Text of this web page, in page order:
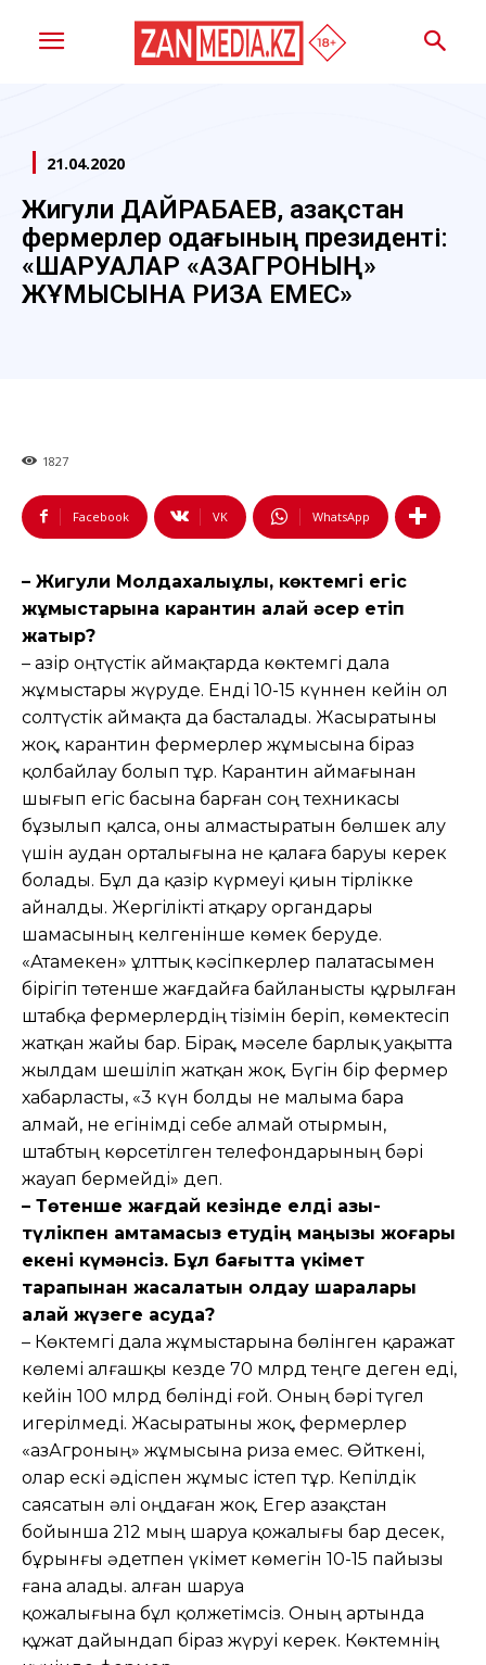
21.04.2020
Жигули ДАЙРАБАЕВ, Қазақстан
фермерлер одағының президенті:
«ШАРУАЛАР «ҚАЗАГРОНЫҢ»
ЖҰМЫСЫНА РИЗА ЕМЕС»
1827
Facebook VK WhatsApp
– Жигули Молдахалықұлы, көктемгі егіс
жұмыстарына карантин қалай әсер етіп
жатыр?
– Қазір оңтүстік аймақтарда көктемгі дала
жұмыстары жүруде. Енді 10-15 күннен кейін ол
солтүстік аймақта да басталады. Жасыратыны
жоқ, карантин фермерлер жұмысына біраз
қолбайлау болып тұр. Карантин аймағынан
шығып егіс басына барған соң техникасы
бұзылып қалса, оны алмастыратын бөлшек алу
үшін аудан орталығына не қалаға баруы керек
болады. Бұл да қазір күрмеуі қиын тірлікке
айналды. Жергілікті атқару органдары
шамасының келгенінше көмек беруде.
«Атамекен» ұлттық кәсіпкерлер палатасымен
бірігіп төтенше жағдайға байланысты құрылған
штабқа фермерлердің тізімін беріп, көмектесіп
жатқан жайы бар. Бірақ, мәселе барлық уақытта
жылдам шешіліп жатқан жоқ. Бүгін бір фермер
хабарласты, «3 күн болды не малыма бара
алмай, не егінімді себе алмай отырмын,
штабтың көрсетілген телефондарының бәрі
жауап бермейді» деп.
– Төтенше жағдай кезінде елді азық-
түлікпен қамтамасыз етудің маңызы жоғары
екені күмәнсіз. Бұл бағытта үкімет
тарапынан жасалатын қолдау шаралары
қалай жүзеге асуда?
– Көктемгі дала жұмыстарына бөлінген қаражат
көлемі алғашқы кезде 70 млрд теңге деген еді,
кейін 100 млрд бөлінді ғой. Оның бәрі түгел
игерілмеді. Жасыратыны жоқ, фермерлер
«ҚазАгроның» жұмысына риза емес. Өйткені,
олар ескі әдіспен жұмыс істеп тұр. Кепілдік
саясатын әлі оңдаған жоқ. Егер Қазақстан
бойынша 212 мың шаруа қожалығы бар десек,
бұрынғы әдетпен үкімет көмегін 10-15 пайызы
ғана алады. Қалған шаруа
қожалығына бұл қолжетімсіз. Оның артында
құжат дайындап біраз жүруі керек. Көктемнің